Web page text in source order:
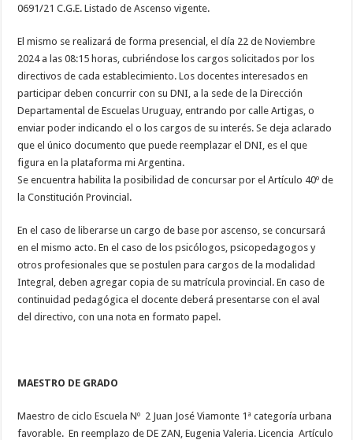
0691/21 C.G.E. Listado de Ascenso vigente.
El mismo se realizará de forma presencial, el día 22 de Noviembre
2024 a las 08:15 horas, cubriéndose los cargos solicitados por los
directivos de cada establecimiento. Los docentes interesados en
participar deben concurrir con su DNI, a la sede de la Dirección
Departamental de Escuelas Uruguay, entrando por calle Artigas, o
enviar poder indicando el o los cargos de su interés. Se deja aclarado
que el único documento que puede reemplazar el DNI, es el que
figura en la plataforma mi Argentina.
Se encuentra habilita la posibilidad de concursar por el Artículo 40º de
la Constitución Provincial.
En el caso de liberarse un cargo de base por ascenso, se concursará
en el mismo acto. En el caso de los psicólogos, psicopedagogos y
otros profesionales que se postulen para cargos de la modalidad
Integral, deben agregar copia de su matrícula provincial. En caso de
continuidad pedagógica el docente deberá presentarse con el aval
del directivo, con una nota en formato papel.
MAESTRO DE GRADO
Maestro de ciclo Escuela Nº 2 Juan José Viamonte 1ª categoría urbana
favorable. En reemplazo de DE ZAN, Eugenia Valeria. Licencia Artículo